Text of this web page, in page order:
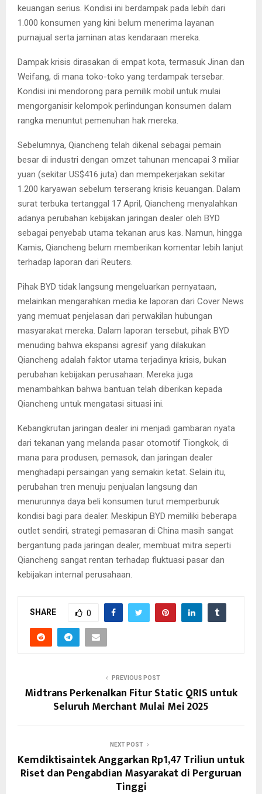
keuangan serius. Kondisi ini berdampak pada lebih dari
1.000 konsumen yang kini belum menerima layanan
purnajual serta jaminan atas kendaraan mereka.
Dampak krisis dirasakan di empat kota, termasuk Jinan dan
Weifang, di mana toko-toko yang terdampak tersebar.
Kondisi ini mendorong para pemilik mobil untuk mulai
mengorganisir kelompok perlindungan konsumen dalam
rangka menuntut pemenuhan hak mereka.
Sebelumnya, Qiancheng telah dikenal sebagai pemain
besar di industri dengan omzet tahunan mencapai 3 miliar
yuan (sekitar US$416 juta) dan mempekerjakan sekitar
1.200 karyawan sebelum terserang krisis keuangan. Dalam
surat terbuka tertanggal 17 April, Qiancheng menyalahkan
adanya perubahan kebijakan jaringan dealer oleh BYD
sebagai penyebab utama tekanan arus kas. Namun, hingga
Kamis, Qiancheng belum memberikan komentar lebih lanjut
terhadap laporan dari Reuters.
Pihak BYD tidak langsung mengeluarkan pernyataan,
melainkan mengarahkan media ke laporan dari Cover News
yang memuat penjelasan dari perwakilan hubungan
masyarakat mereka. Dalam laporan tersebut, pihak BYD
menuding bahwa ekspansi agresif yang dilakukan
Qiancheng adalah faktor utama terjadinya krisis, bukan
perubahan kebijakan perusahaan. Mereka juga
menambahkan bahwa bantuan telah diberikan kepada
Qiancheng untuk mengatasi situasi ini.
Kebangkrutan jaringan dealer ini menjadi gambaran nyata
dari tekanan yang melanda pasar otomotif Tiongkok, di
mana para produsen, pemasok, dan jaringan dealer
menghadapi persaingan yang semakin ketat. Selain itu,
perubahan tren menuju penjualan langsung dan
menurunnya daya beli konsumen turut memperburuk
kondisi bagi para dealer. Meskipun BYD memiliki beberapa
outlet sendiri, strategi pemasaran di China masih sangat
bergantung pada jaringan dealer, membuat mitra seperti
Qiancheng sangat rentan terhadap fluktuasi pasar dan
kebijakan internal perusahaan.
SHARE 0
PREVIOUS POST
Midtrans Perkenalkan Fitur Static QRIS untuk
Seluruh Merchant Mulai Mei 2025
NEXT POST
Kemdiktisaintek Anggarkan Rp1,47 Triliun untuk
Riset dan Pengabdian Masyarakat di Perguruan
Tinggi